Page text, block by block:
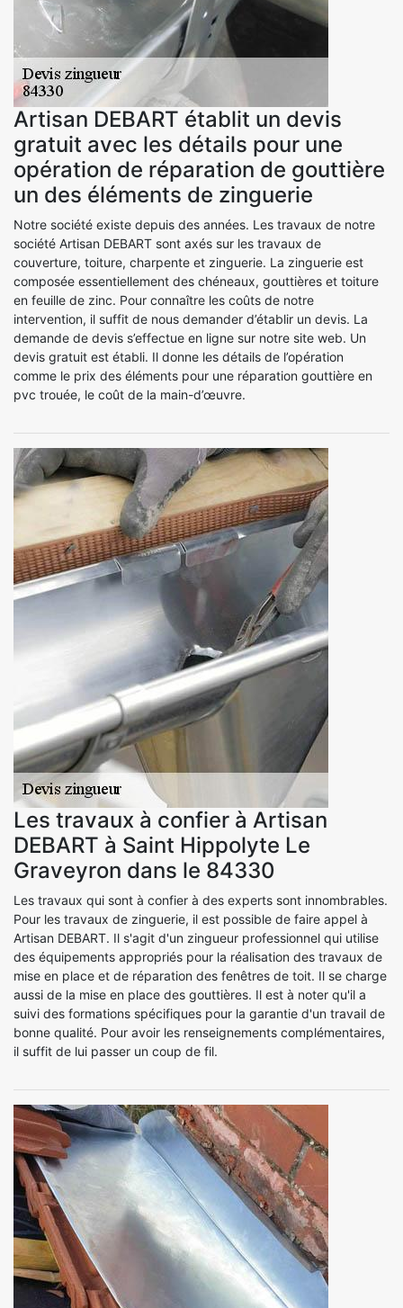
Artisan DEBART établit un devis
gratuit avec les détails pour une
opération de réparation de gouttière
un des éléments de zinguerie
Notre société existe depuis des années. Les travaux de notre
société Artisan DEBART sont axés sur les travaux de
couverture, toiture, charpente et zinguerie. La zinguerie est
composée essentiellement des chéneaux, gouttières et toiture
en feuille de zinc. Pour connaître les coûts de notre
intervention, il suffit de nous demander d’établir un devis. La
demande de devis s’effectue en ligne sur notre site web. Un
devis gratuit est établi. Il donne les détails de l’opération
comme le prix des éléments pour une réparation gouttière en
pvc trouée, le coût de la main-d’œuvre.
Les travaux à confier à Artisan
DEBART à Saint Hippolyte Le
Graveyron dans le 84330
Les travaux qui sont à confier à des experts sont innombrables.
Pour les travaux de zinguerie, il est possible de faire appel à
Artisan DEBART. Il s'agit d'un zingueur professionnel qui utilise
des équipements appropriés pour la réalisation des travaux de
mise en place et de réparation des fenêtres de toit. Il se charge
aussi de la mise en place des gouttières. Il est à noter qu'il a
suivi des formations spécifiques pour la garantie d'un travail de
bonne qualité. Pour avoir les renseignements complémentaires,
il suffit de lui passer un coup de fil.